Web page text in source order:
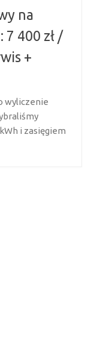
na
7 400 zł /
+
wyliczenie
i zasięgiem